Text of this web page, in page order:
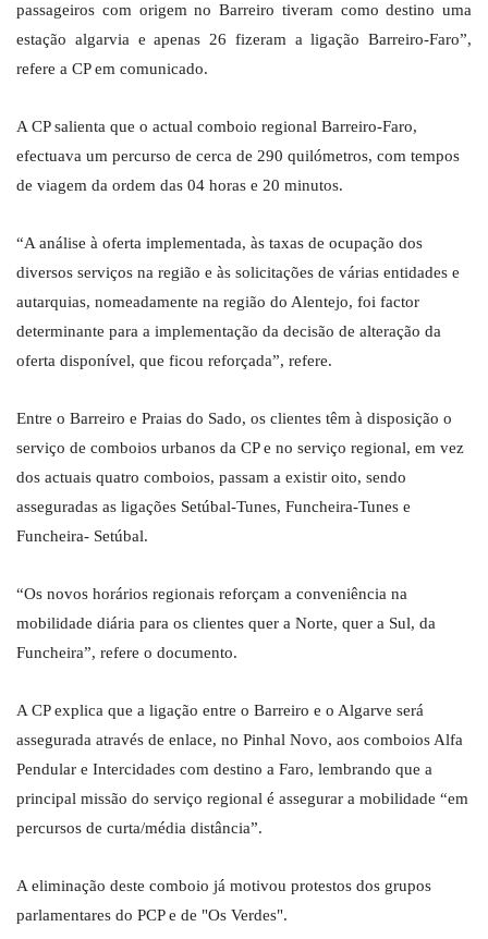
passageiros com origem no Barreiro tiveram como destino uma
estação algarvia e apenas 26 fizeram a ligação Barreiro-Faro”,
refere a CP em comunicado.
A CP salienta que o actual comboio regional Barreiro-Faro,
efectuava um percurso de cerca de 290 quilómetros, com tempos
de viagem da ordem das 04 horas e 20 minutos.
“A análise à oferta implementada, às taxas de ocupação dos
diversos serviços na região e às solicitações de várias entidades e
autarquias, nomeadamente na região do Alentejo, foi factor
determinante para a implementação da decisão de alteração da
oferta disponível, que ficou reforçada”, refere.
Entre o Barreiro e Praias do Sado, os clientes têm à disposição o
serviço de comboios urbanos da CP e no serviço regional, em vez
dos actuais quatro comboios, passam a existir oito, sendo
asseguradas as ligações Setúbal-Tunes, Funcheira-Tunes e
Funcheira- Setúbal.
“Os novos horários regionais reforçam a conveniência na
mobilidade diária para os clientes quer a Norte, quer a Sul, da
Funcheira”, refere o documento.
A CP explica que a ligação entre o Barreiro e o Algarve será
assegurada através de enlace, no Pinhal Novo, aos comboios Alfa
Pendular e Intercidades com destino a Faro, lembrando que a
principal missão do serviço regional é assegurar a mobilidade “em
percursos de curta/média distância”.
A eliminação deste comboio já motivou protestos dos grupos
parlamentares do PCP e de "Os Verdes".